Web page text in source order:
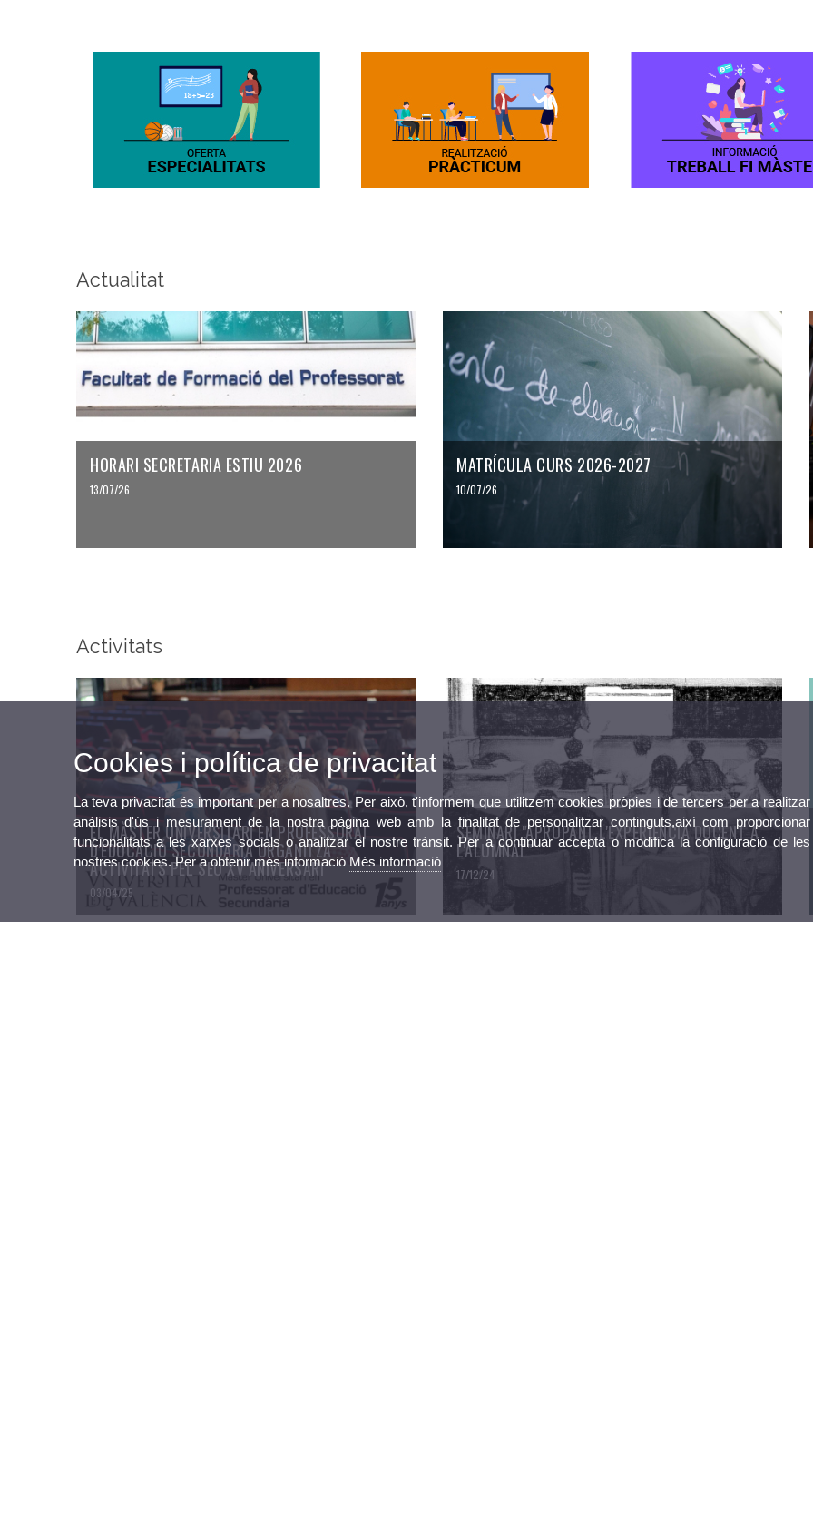
Actualitat
HORARI SECRETARIA ESTIU 2026
13/07/26
MATRÍCULA CURS 2026-2027
10/07/26
Activitats
EL MÀSTER UNIVERSITARI EN PROFESSORAT
D'EDUCACIÓ SECUNDÀRIA ORGANITZA
ACTIVITATS PEL SEU XV ANIVERSARI
03/04/25
SEMINARI "APROPANT L'EXPERIÈNCIA DOCENT A
L'ALUMNAT"
17/12/24
Cookies i política de privacitat
La teva privacitat és important per a nosaltres. Per això, t'informem que utilitzem cookies pròpies i de tercers per a realitzar
anàlisis d'ús i mesurament de la nostra pàgina web amb la finalitat de personalitzar continguts,així com proporcionar
funcionalitats a les xarxes socials o analitzar el nostre trànsit. Per a continuar accepta o modifica la configuració de les
nostres cookies. Per a obtenir més informació Més informació